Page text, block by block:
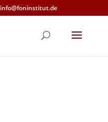
info@foninstitut.de